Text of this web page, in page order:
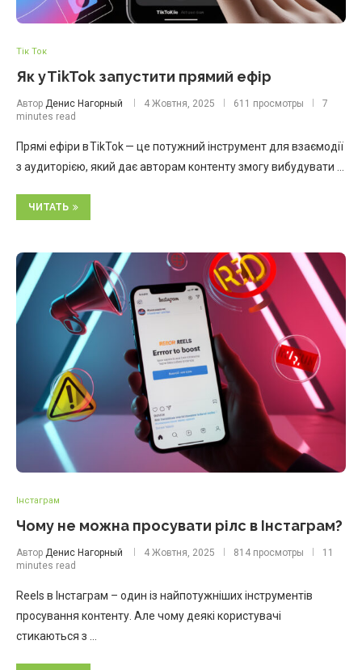
Тік Ток
Як у TikTok запустити прямий ефір
Автор Денис Нагорный 4 Жовтня, 2025 611 просмотры
7
minutes read
Прямі ефіри в TikTok — це потужний інструмент для взаємодії
з аудиторією, який дає авторам контенту змогу вибудувати …
ЧИТАТЬ
Інстаграм
Чому не можна просувати рілс в Інстаграм?
Автор Денис Нагорный 4 Жовтня, 2025 814 просмотры
11
minutes read
Reels в Інстаграм – один із найпотужніших інструментів
просування контенту. Але чому деякі користувачі
стикаються з …